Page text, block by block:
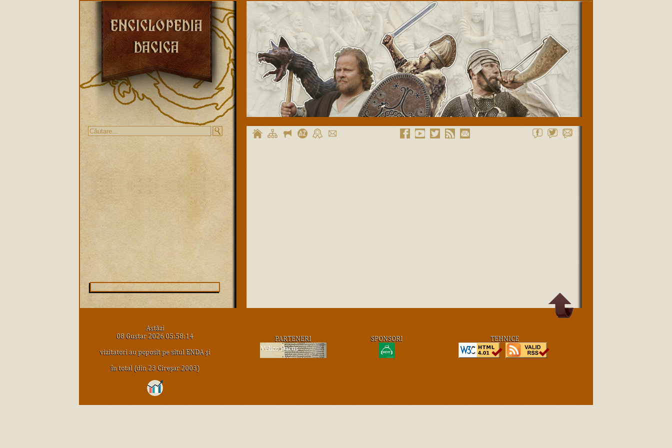
Astăzi
08 Gustar 2026 05:58:14
vizitatori au poposit pe situl ENDA şi
în total (din 23 Cireşar 2003)
PARTENERI SPONSORI TEHNICE